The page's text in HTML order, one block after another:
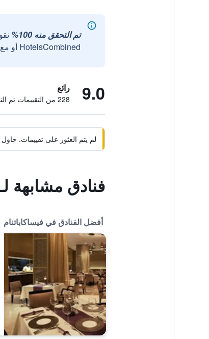
تم التحقق منه 100%
HotelsCombined أو مع شركائنا الخارجيين الموثوقين.
9.0 رائع
228 من التقييمات تم التحقق منها
لم يتم العثور على تقييمات.
فنادق مشابهة
أفضل الفنادق في فيساكاباتنام